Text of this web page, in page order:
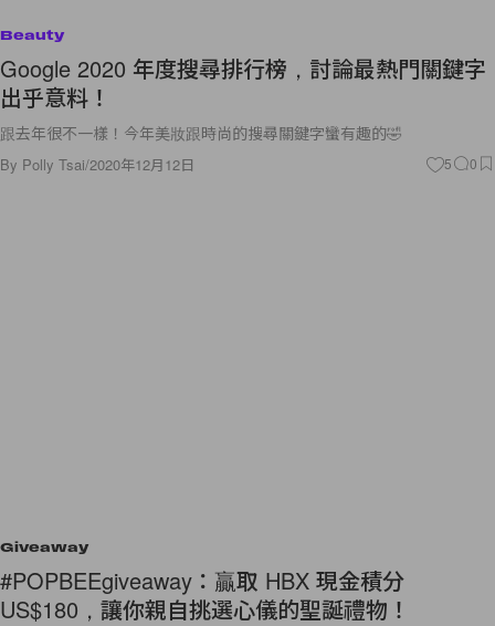
Beauty
Google 2020 年度搜尋排行榜，討論最熱門關鍵字
出乎意料！
跟去年很不一樣！今年美妝跟時尚的搜尋關鍵字蠻有趣的🤣
By Polly Tsai/2020年12月12日 5 0
Giveaway
#POPBEEgiveaway：贏取 HBX 現金積分
US$180，讓你親自挑選心儀的聖誕禮物！